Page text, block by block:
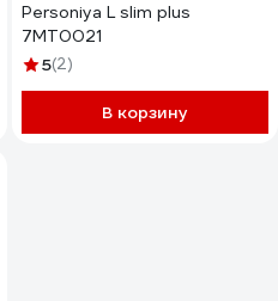
Personiya L slim plus
7MT0021
5(2)
В корзину